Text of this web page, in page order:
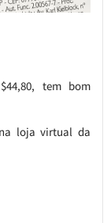
tem bom
loja virtual da